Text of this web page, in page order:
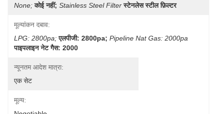
None; कोई नहीं; Stainless Steel Filter स्टेनलेस स्टील फ़िल्टर
मूल्यांकन दबाव:
LPG: 2800pa; एलपीजी: 2800pa; Pipeline Nat Gas: 2000pa
पाइपलाइन नेट गैस: 2000
न्यूनतम आदेश मात्रा:
एक सेट
मूल्य: